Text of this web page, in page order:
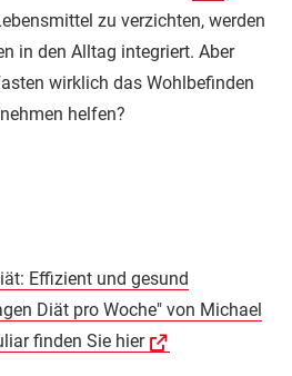
zu verzichten, werden
in den Alltag integriert. Aber
wirklich das Wohlbefinden
helfen?
Effizient und gesund
Diät pro Woche" von Michael
finden Sie hier